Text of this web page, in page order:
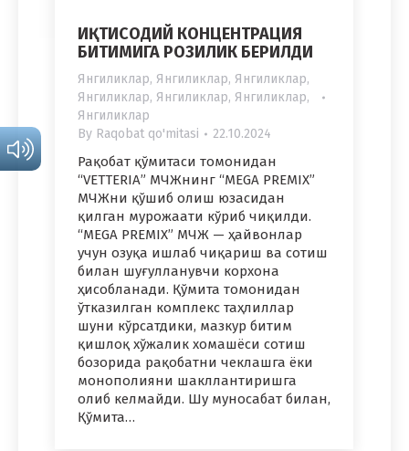
ИҚТИСОДИЙ КОНЦЕНТРАЦИЯ
БИТИМИГА РОЗИЛИК БЕРИЛДИ
Янгиликлар, Янгиликлар, Янгиликлар,
Янгиликлар, Янгиликлар, Янгиликлар,
Янгиликлар
By Raqobat qo'mitasi 22.10.2024
Рақобат қўмитаси томонидан
“VETTERIA” МЧЖнинг “MEGA PREMIX”
МЧЖни қўшиб олиш юзасидан
қилган мурожаати кўриб чиқилди.
“MEGA PREMIX” МЧЖ — ҳайвонлар
учун озуқа ишлаб чиқариш ва сотиш
билан шуғулланувчи корхона
ҳисобланади. Қўмита томонидан
ўтказилган комплекс таҳлиллар
шуни кўрсатдики, мазкур битим
қишлоқ хўжалик хомашёси сотиш
бозорида рақобатни чеклашга ёки
монополияни шакллантиришга
олиб келмайди. Шу муносабат билан,
Қўмита…